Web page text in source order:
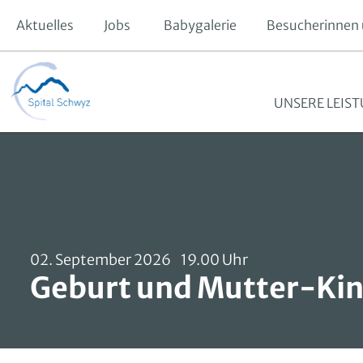
Aktuelles Jobs Babygalerie Besucherinnen
UNSERE
02. September 2026 19.00 Uhr
Geburt und Mutter-